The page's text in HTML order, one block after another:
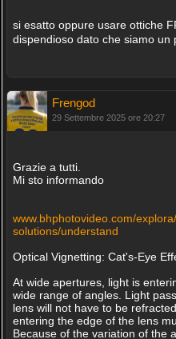
si esatto oppure usare ottiche
dispendioso dato che siamo un
Frengod
29 Settembre 2025 ore 20:27
Grazie a tutti.
Mi sto informando
www.bhphotovideo.com/
solutions/understand
Optical Vignetting: Cat's-Eye
At wide apertures, light is
wide range of angles. Light
lens will not have to be
entering the edge of the lens
Because of the variation of the